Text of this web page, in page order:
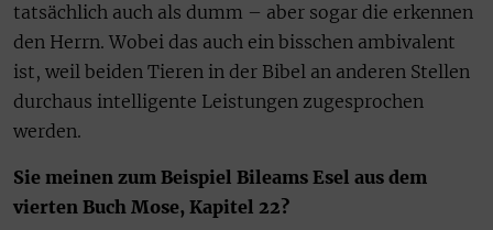
tatsächlich auch als dumm – aber sogar die erkennen
den Herrn. Wobei das auch ein bisschen ambivalent
ist, weil beiden Tieren in der Bibel an anderen Stellen
durchaus intelligente Leistungen zugesprochen
werden.
Sie meinen zum Beispiel Bileams Esel aus dem
vierten Buch Mose, Kapitel 22?